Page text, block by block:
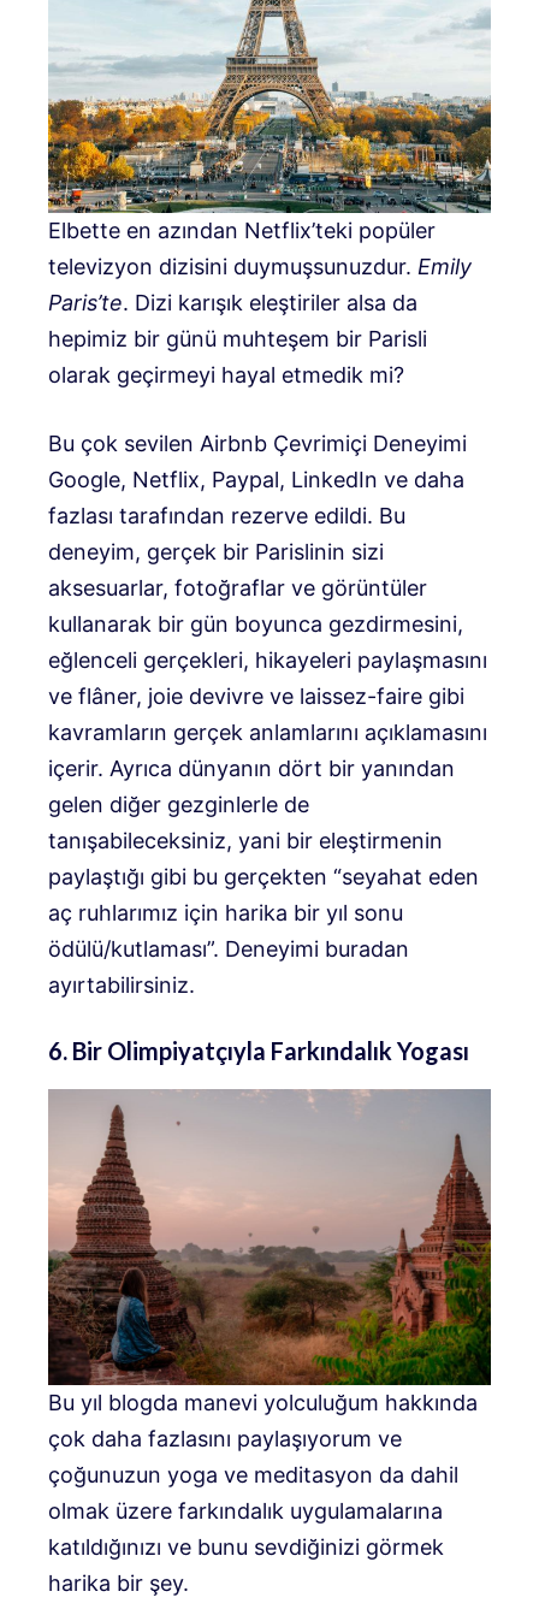
Elbette en azından Netflix’teki popüler
televizyon dizisini duymuşsunuzdur. Emily
Paris’te. Dizi karışık eleştiriler alsa da
hepimiz bir günü muhteşem bir Parisli
olarak geçirmeyi hayal etmedik mi?
Bu çok sevilen Airbnb Çevrimiçi Deneyimi
Google, Netflix, Paypal, LinkedIn ve daha
fazlası tarafından rezerve edildi. Bu
deneyim, gerçek bir Parislinin sizi
aksesuarlar, fotoğraflar ve görüntüler
kullanarak bir gün boyunca gezdirmesini,
eğlenceli gerçekleri, hikayeleri paylaşmasını
ve flâner, joie devivre ve laissez-faire gibi
kavramların gerçek anlamlarını açıklamasını
içerir. Ayrıca dünyanın dört bir yanından
gelen diğer gezginlerle de
tanışabileceksiniz, yani bir eleştirmenin
paylaştığı gibi bu gerçekten “seyahat eden
aç ruhlarımız için harika bir yıl sonu
ödülü/kutlaması”. Deneyimi buradan
ayırtabilirsiniz.
6. Bir Olimpiyatçıyla Farkındalık Yogası
Bu yıl blogda manevi yolculuğum hakkında
çok daha fazlasını paylaşıyorum ve
çoğunuzun yoga ve meditasyon da dahil
olmak üzere farkındalık uygulamalarına
katıldığınızı ve bunu sevdiğinizi görmek
harika bir şey.